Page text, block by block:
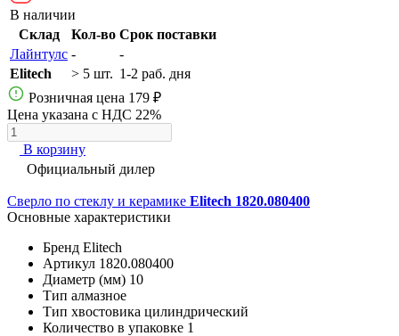
В наличии
Склад
Кол-во Срок поставки
Лайнтулс -
-
Elitech
> 5 шт. 1-2 раб. дня
Розничная цена 179 ₽
Цена указана с НДС 22%
В корзину
Официальный дилер
Сверло по стеклу и керамике Elitech 1820.080400
Основные характеристики
Бренд Elitech
Артикул 1820.080400
Диаметр (мм) 10
Тип алмазное
Тип хвостовика цилиндрический
Количество в упаковке 1